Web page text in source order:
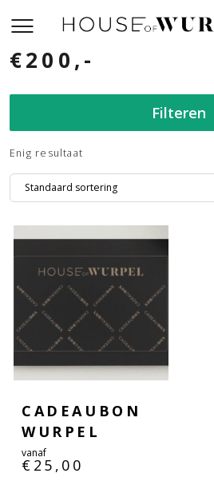
€200,-
Filteren
Enig resultaat
CADEAUBON
WURPEL
vanaf
€ 25,00